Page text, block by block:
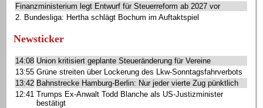
Finanzministerium legt Entwurf für Steuerreform ab 2027 vor
2. Bundesliga: Hertha schlägt Bochum im Auftaktspiel
Newsticker
14:08 Union kritisiert geplante Steueränderung für Vereine
13:55 Grüne streiten über Lockerung des Lkw-Sonntagsfahrverbots
13:42 Bahnstrecke Hamburg-Berlin: Nur jeder vierte Zug pünktlich
12:41 Trumps Ex-Anwalt Todd Blanche als US-Justizminister
bestätigt